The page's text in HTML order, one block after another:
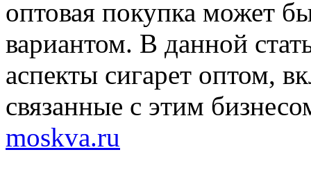
оптовая покупка может
вариантом. В данной
аспекты сигарет оптом,
связанные с этим
moskva.ru